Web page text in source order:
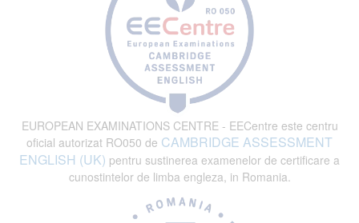
EUROPEAN EXAMINATIONS CENTRE - EECentre este centru
oficial autorizat RO050 de CAMBRIDGE ASSESSMENT
ENGLISH (UK) pentru sustinerea examenelor de certificare a
cunostintelor de limba engleza, in Romania.